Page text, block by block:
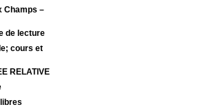
Champs –
de lecture
cours et
RELATIVE